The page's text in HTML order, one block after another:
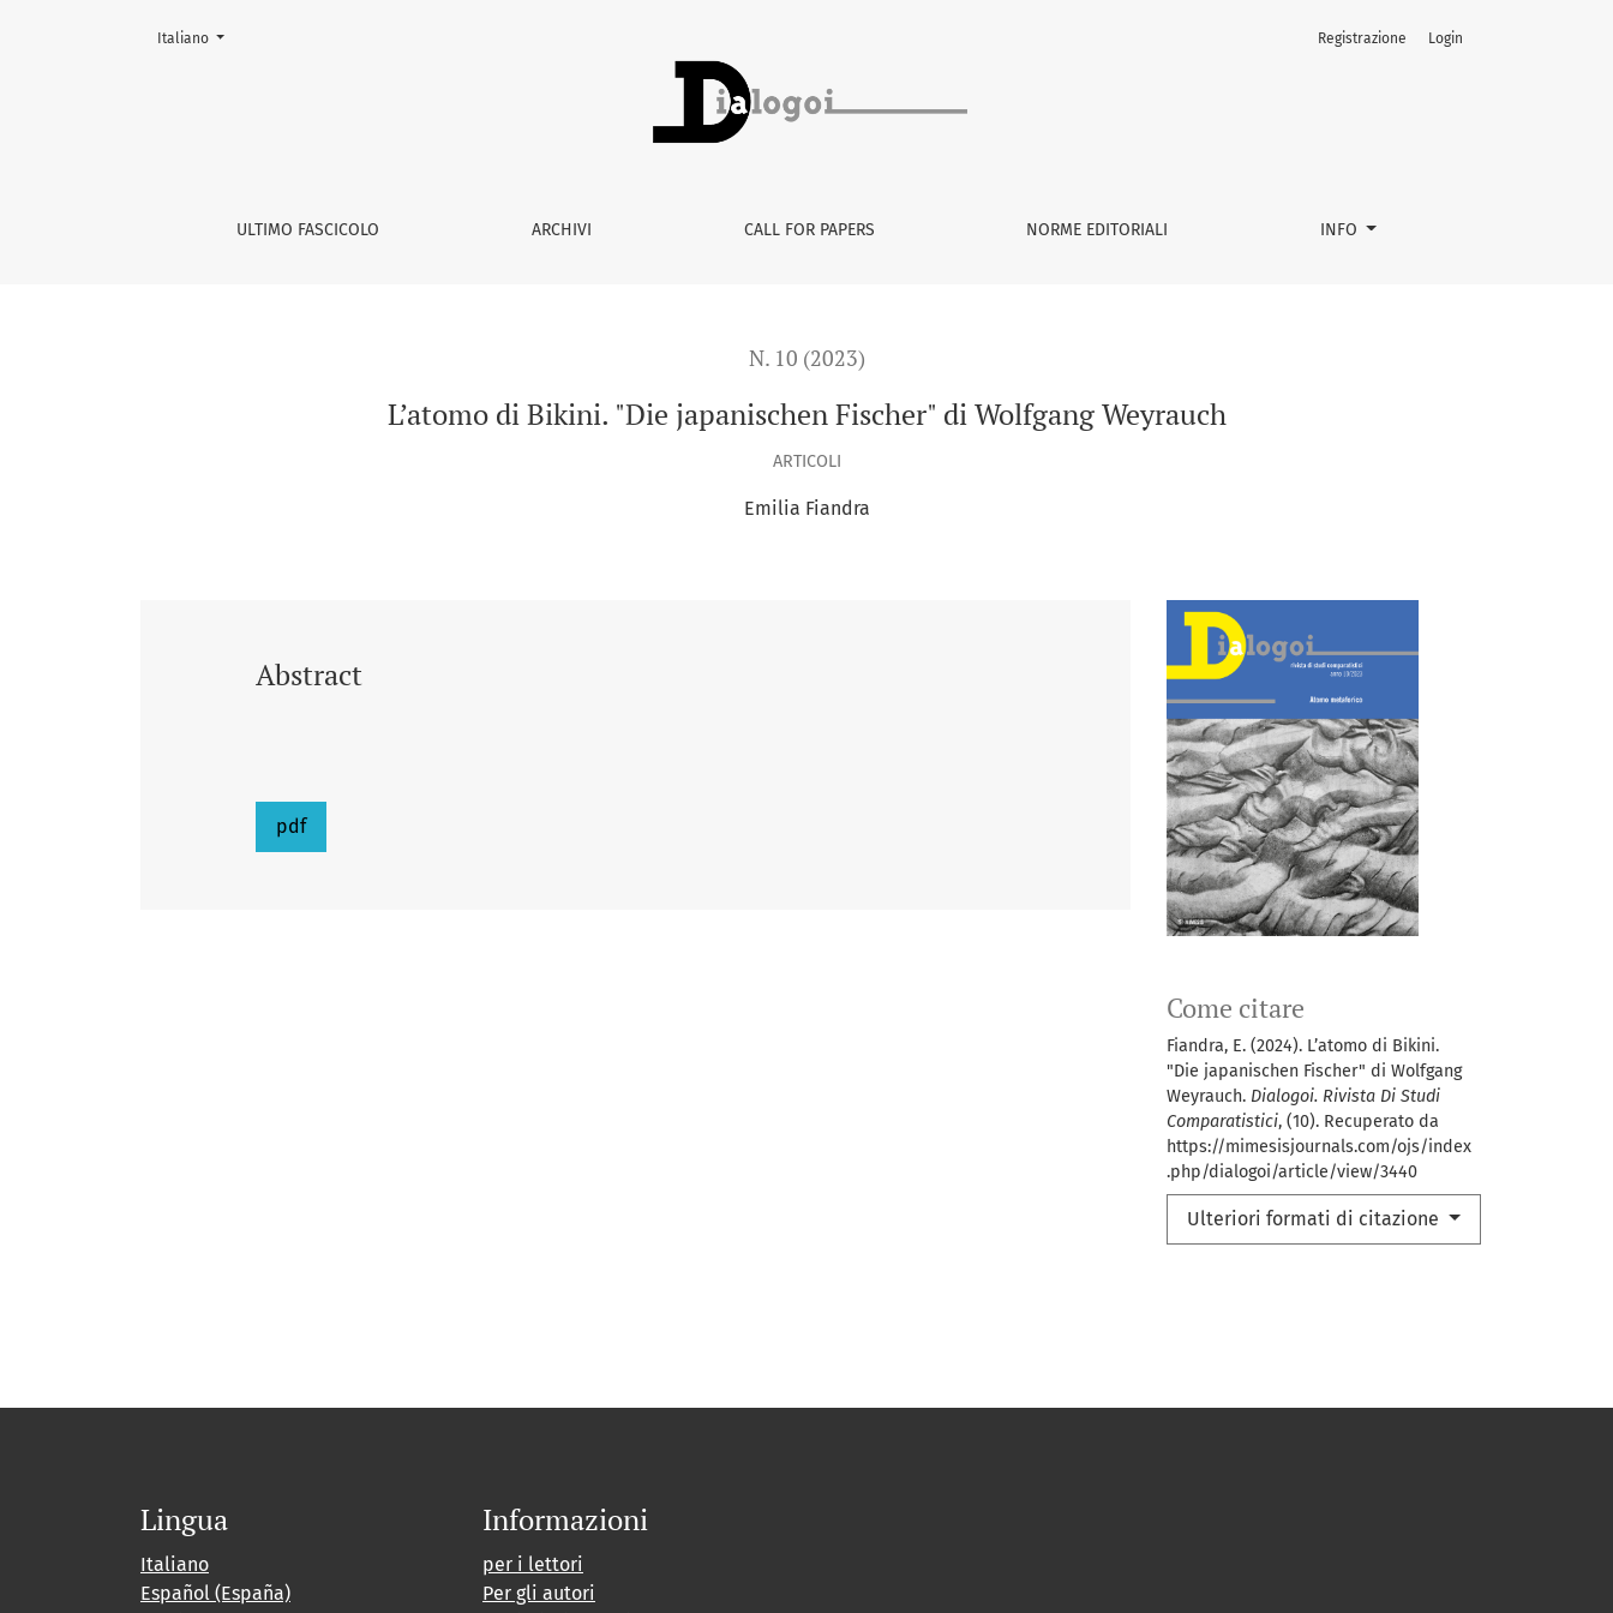
L’atomo di Bikini. &quot;Die japanischen Fischer&quot; di Wolfgang Weyrauch
ULTIMO FASCICOLO ARCHIVI CALL FOR PAPERS NORME EDITORIALI INFO
Registrazione Login
Cambia la lingua. La lingua corrente è:
Italiano
N. 10 (2023)
L’atomo di Bikini. "Die japanischen Fischer" di Wolfgang Weyrauch
ARTICOLI
Emilia Fiandra
Come citare
Fiandra, E. (2024). L’atomo di Bikini.
"Die japanischen Fischer" di Wolfgang
Weyrauch. Dialogoi. Rivista Di Studi
Comparatistici, (10). Recuperato da
https://mimesisjournals.com/ojs/index
.php/dialogoi/article/view/3440
Ulteriori formati di citazione
Abstract
pdf
Lingua
Italiano
Español (España)
Informazioni
per i lettori
Per gli autori